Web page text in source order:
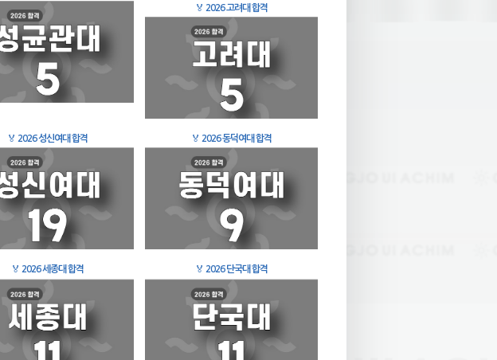
🏅 2026 고려대 합격
🏅 2026 성신여대 합격 🏅 2026 동덕여대 합격
🏅 2026 세종대 합격 🏅 2026 단국대 합격